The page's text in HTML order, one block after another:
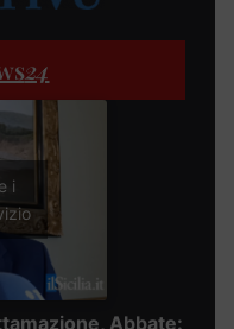
24
i
Abbate: